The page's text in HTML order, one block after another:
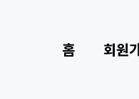
홈 회원